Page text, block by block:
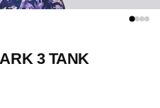
3 TANK